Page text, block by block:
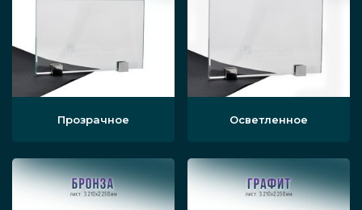
Прозрачное Осветленное